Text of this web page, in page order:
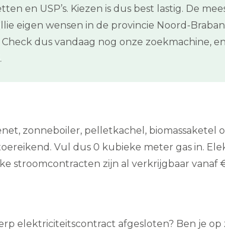
en USP’s. Kiezen is dus best lastig. De
eigen wensen in de provincie Noord-
dus vandaag nog onze zoekmachine,
zonneboiler, pelletkachel, biomassaketel
Vul dus 0 kubieke meter gas in.
stroomcontracten zijn al verkrijgbaar vanaf
elektriciteitscontract afgesloten? Ben je op